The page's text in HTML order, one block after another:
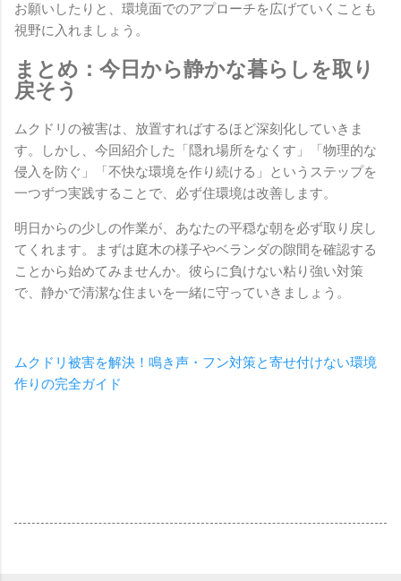
お願いしたりと、環境面でのアプローチを広げていくことも
視野に入れましょう。
まとめ：今日から静かな暮らしを取り
戻そう
ムクドリの被害は、放置すればするほど深刻化していきま
す。しかし、今回紹介した「隠れ場所をなくす」「物理的な
侵入を防ぐ」「不快な環境を作り続ける」というステップを
一つずつ実践することで、必ず住環境は改善します。
明日からの少しの作業が、あなたの平穏な朝を必ず取り戻し
てくれます。まずは庭木の様子やベランダの隙間を確認する
ことから始めてみませんか。彼らに負けない粘り強い対策
で、静かで清潔な住まいを一緒に守っていきましょう。
ムクドリ被害を解決！鳴き声・フン対策と寄せ付けない環境
作りの完全ガイド